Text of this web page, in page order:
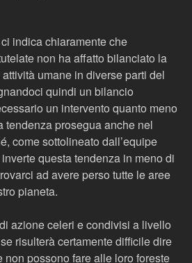
indica chiaramente che
non ha affatto bilanciato la
umane in diverse parti del
quindi un bilancio
un intervento quanto meno
tendenza prosegua anche nel
come sottolineato dall’equipe
questa tendenza in meno di
ad avere perso tutte le aree
pianeta.
azione celeri e condivisi a livello
risulterà certamente difficile dire
possono fare alle loro foreste